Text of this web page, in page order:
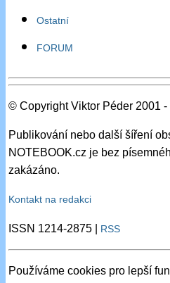
Ostatní
FORUM
© Copyright Viktor Péder 2001 -
Publikování nebo další šíření
NOTEBOOK.cz je bez
zakázáno.
Kontakt na redakci
ISSN 1214-2875 | RSS
Používáme cookies pro lepší